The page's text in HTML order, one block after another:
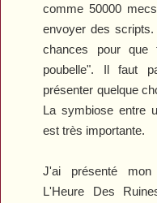
comme 50000
envoyer des
chances pour que
poubelle". Il faut
présenter quelque
La symbiose entre
est très importante.
J'ai présenté
L'Heure Des